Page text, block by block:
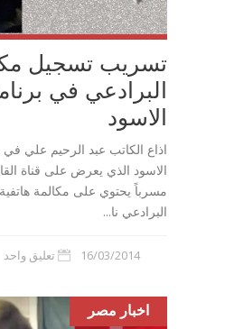
تسريب تسجيل
البرادعي في
الاسود
اذاع الكاتب عبد الرحيم علي
الاسود الذي يعرض على قناة
مسرباً يحتوي على مكالمة
البرادعي نا...
16/03/2014 تعليق واحد
اخبار مصر